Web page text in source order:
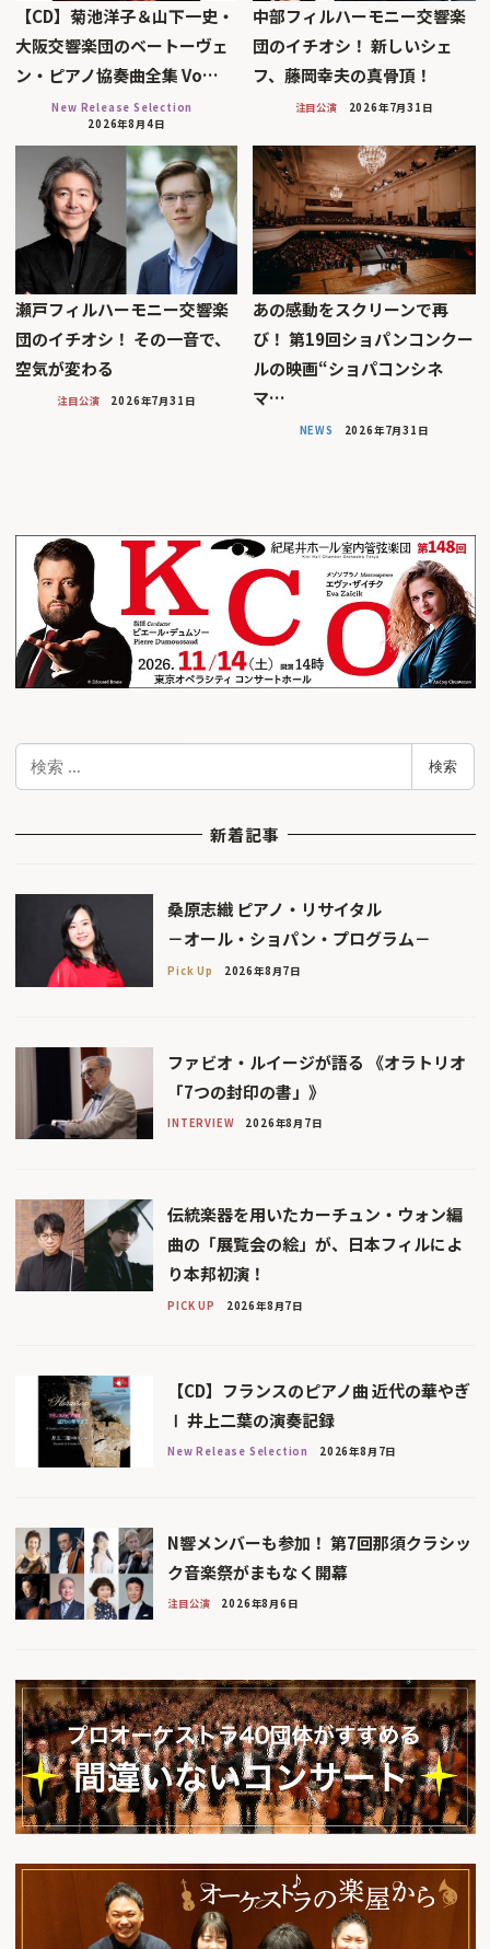
【CD】菊池洋子＆山下一史・
大阪交響楽団のベートーヴェ
ン・ピアノ協奏曲全集 Vo…
New Release Selection
2026年8月4日
中部フィルハーモニー交響楽
団のイチオシ！ 新しいシェ
フ、藤岡幸夫の真骨頂！
注目公演 2026年7月31日
瀬戸フィルハーモニー交響楽
団のイチオシ！ その一音で、
空気が変わる
注目公演 2026年7月31日
あの感動をスクリーンで再
び！ 第19回ショパンコンクー
ルの映画“ショパコンシネ
マ…
NEWS 2026年7月31日
検索
新着記事
桑原志織 ピアノ・リサイタル
－オール・ショパン・プログラム－
Pick Up 2026年8月7日
ファビオ・ルイージが語る 《オラトリオ
「7つの封印の書」》
INTERVIEW 2026年8月7日
伝統楽器を用いたカーチュン・ウォン編
曲の「展覧会の絵」が、日本フィルによ
り本邦初演！
PICK UP 2026年8月7日
【CD】フランスのピアノ曲 近代の華やぎ
Ⅰ 井上二葉の演奏記録
New Release Selection 2026年8月7日
N響メンバーも参加！ 第7回那須クラシッ
ク音楽祭がまもなく開幕
注目公演 2026年8月6日